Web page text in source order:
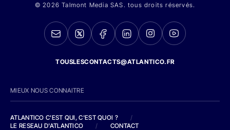
© 2026 Talmont Media SAS. tous droits réservés.
TOUSLESCONTACTS@ATLANTICO.FR
MIEUX NOUS CONNAITRE
ATLANTICO C'EST QUI, C'EST QUOI ?
/
LE RESEAU D'ATLANTICO
/ CONTACT